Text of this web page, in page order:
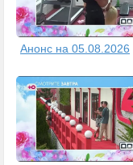
Анонс на 05.08.2026